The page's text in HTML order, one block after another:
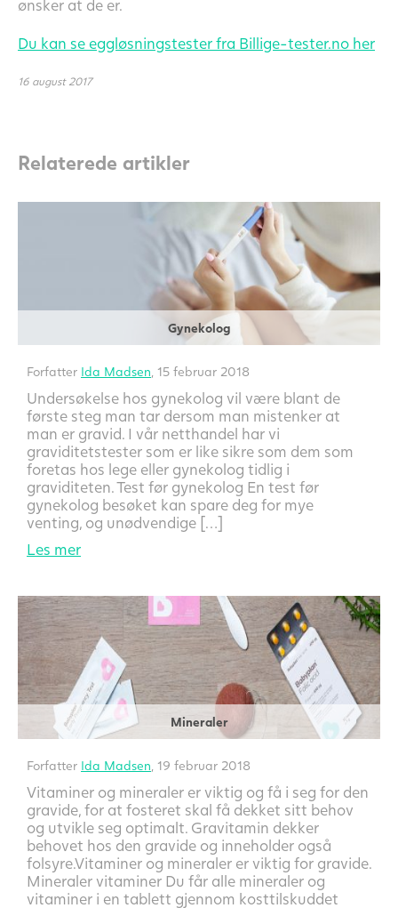
ønsker at de er.
Du kan se eggløsningstester fra Billige-tester.no her
16 august 2017
Relaterede artikler
Gynekolog
Forfatter Ida Madsen , 15 februar 2018
Undersøkelse hos gynekolog vil være blant de
første steg man tar dersom man mistenker at
man er gravid. I vår netthandel har vi
graviditetstester som er like sikre som dem som
foretas hos lege eller gynekolog tidlig i
graviditeten. Test før gynekolog En test før
gynekolog besøket kan spare deg for mye
venting, og unødvendige […]
Les mer
Mineraler
Forfatter Ida Madsen , 19 februar 2018
Vitaminer og mineraler er viktig og få i seg for den
gravide, for at fosteret skal få dekket sitt behov
og utvikle seg optimalt. Gravitamin dekker
behovet hos den gravide og inneholder også
folsyre.Vitaminer og mineraler er viktig for gravide.
Mineraler vitaminer Du får alle mineraler og
vitaminer i en tablett gjennom kosttilskuddet